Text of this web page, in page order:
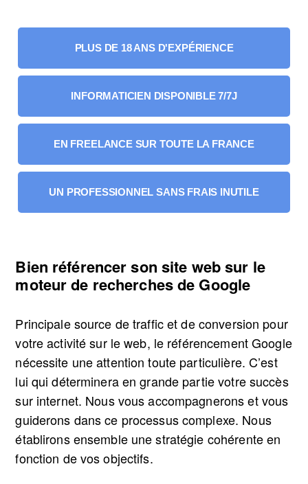
PLUS DE 18 ANS D'EXPÉRIENCE
INFORMATICIEN DISPONIBLE 7/7J
EN FREELANCE SUR TOUTE LA FRANCE
UN PROFESSIONNEL SANS FRAIS INUTILE
Bien référencer son site web sur le
moteur de recherches de Google
Principale source de traffic et de conversion pour
votre activité sur le web, le référencement Google
nécessite une attention toute particulière. C’est
lui qui déterminera en grande partie votre succès
sur internet. Nous vous accompagnerons et vous
guiderons dans ce processus complexe. Nous
établirons ensemble une stratégie cohérente en
fonction de vos objectifs.